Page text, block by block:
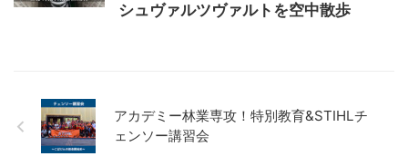
シュヴァルツヴァルトを空中散歩
アカデミー林業専攻！特別教育&STIHLチ
ェンソー講習会